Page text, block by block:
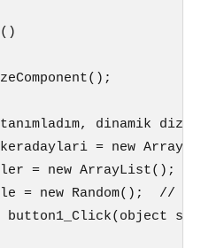
dinamik
= new
= new ArrayList();
= new Random();  //
button1_Click(object